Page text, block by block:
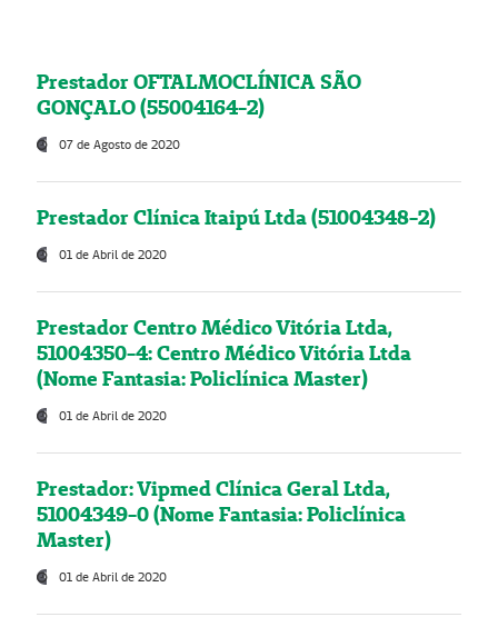
Prestador OFTALMOCLÍNICA SÃO
GONÇALO (55004164-2)
07 de Agosto de 2020
Prestador Clínica Itaipú Ltda (51004348-2)
01 de Abril de 2020
Prestador Centro Médico Vitória Ltda,
51004350-4: Centro Médico Vitória Ltda
(Nome Fantasia: Policlínica Master)
01 de Abril de 2020
Prestador: Vipmed Clínica Geral Ltda,
51004349-0 (Nome Fantasia: Policlínica
Master)
01 de Abril de 2020